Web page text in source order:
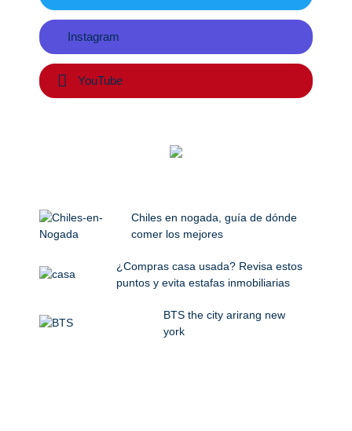
Instagram
YouTube
Chiles en nogada, guía de dónde
comer los mejores
¿Compras casa usada? Revisa estos
puntos y evita estafas inmobiliarias
BTS the city arirang new
york